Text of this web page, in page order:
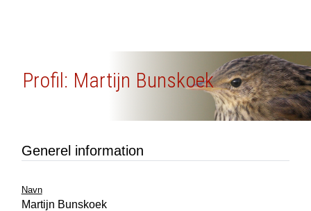
Profil: Martijn Bunskoek
Generel information
Navn
Martijn Bunskoek